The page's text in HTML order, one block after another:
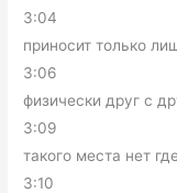
3:04
приносит только
3:06
физически друг с
3:09
такого места нет
3:10